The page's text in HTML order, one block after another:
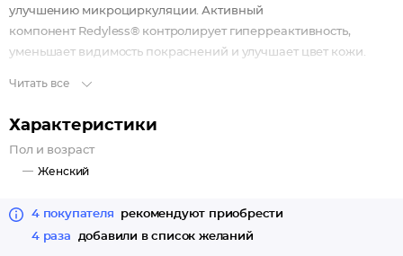
улучшению микроциркуляции. Активный
компонент Redyless® контролирует гиперреактивность,
уменьшает видимость покраснений и улучшает цвет кожи.
Читать все
Характеристики
Пол и возраст
Женский
4 покупателя
рекомендуют приобрести
4 раза
добавили в список желаний